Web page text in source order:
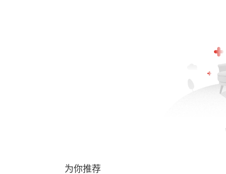
为你推荐